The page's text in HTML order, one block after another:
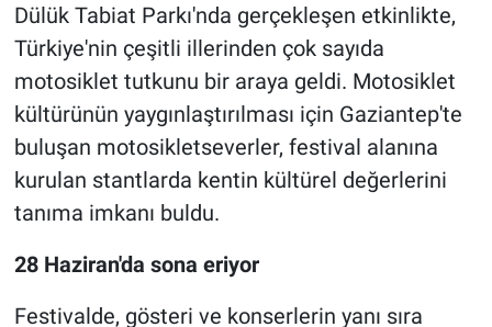
Dülük Tabiat Parkı'nda gerçekleşen etkinlikte,
Türkiye'nin çeşitli illerinden çok sayıda
motosiklet tutkunu bir araya geldi. Motosiklet
kültürünün yaygınlaştırılması için Gaziantep'te
buluşan motosikletseverler, festival alanına
kurulan stantlarda kentin kültürel değerlerini
tanıma imkanı buldu.
28 Haziran'da sona eriyor
Festivalde, gösteri ve konserlerin yanı sıra